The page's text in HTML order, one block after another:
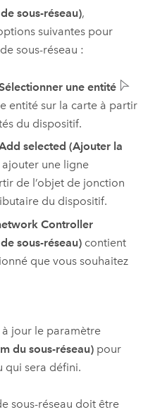
sous-réseau),
suivantes pour
sous-réseau :
une entité
entité sur la carte à partir
du dispositif.
selected (Ajouter la
une ligne
de l’objet de jonction
du dispositif.
Controller
sous-réseau)contient
que vous souhaitez
jour le paramètre
du sous-réseau)pour
qui sera défini.
sous-réseau doit être